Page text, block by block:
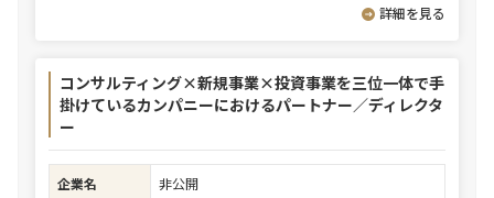
詳細を見る
コンサルティング×新規事業×投資事業を三位一体で手
掛けているカンパニーにおけるパートナー／ディレクタ
ー
企業名
非公開